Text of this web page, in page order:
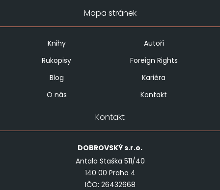
Mapa stránek
Knihy
Autoři
Rukopisy
Foreign Rights
Blog
Kariéra
O nás
Kontakt
Kontakt
DOBROVSKÝs.r.o.
Antala Staška 511/40
140 00 Praha 4
IČO: 26432668